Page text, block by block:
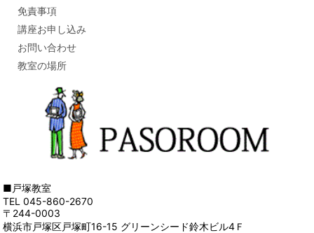
免責事項
講座お申し込み
お問い合わせ
教室の場所
■戸塚教室
TEL 045-860-2670
〒244-0003
横浜市戸塚区戸塚町16-15 グリーンシード鈴木ビル4Ｆ